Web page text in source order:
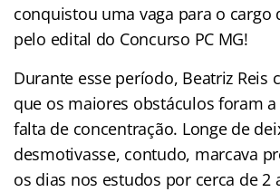
conquistou uma vaga para o cargo
pelo edital do Concurso PC MG!
Durante esse período, Beatriz Reis
que os maiores obstáculos foram
falta de concentração. Longe de
desmotivasse, contudo, marcava
os dias nos estudos por cerca de 2